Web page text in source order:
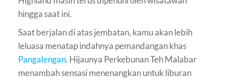
hingga saat ini.
Saat berjalan di atas jembatan, kamu akan lebih
leluasa menatap indahnya pemandangan khas
Pangalengan. Hijaunya Perkebunan Teh Malabar
menambah sensasi menenangkan untuk liburan